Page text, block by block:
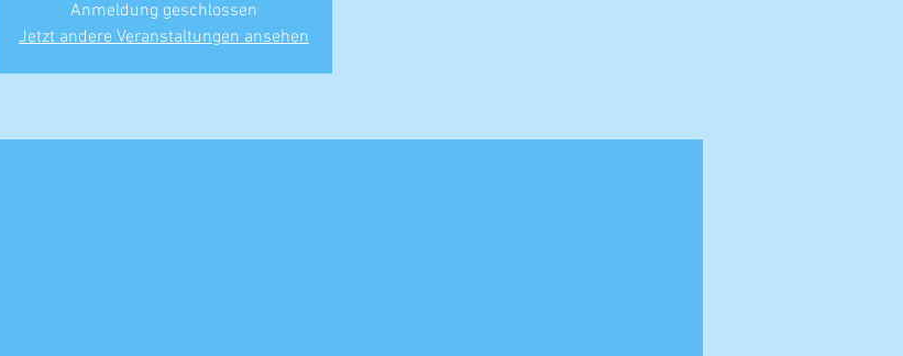
Anmeldung geschlossen
Jetzt andere Veranstaltungen ansehen